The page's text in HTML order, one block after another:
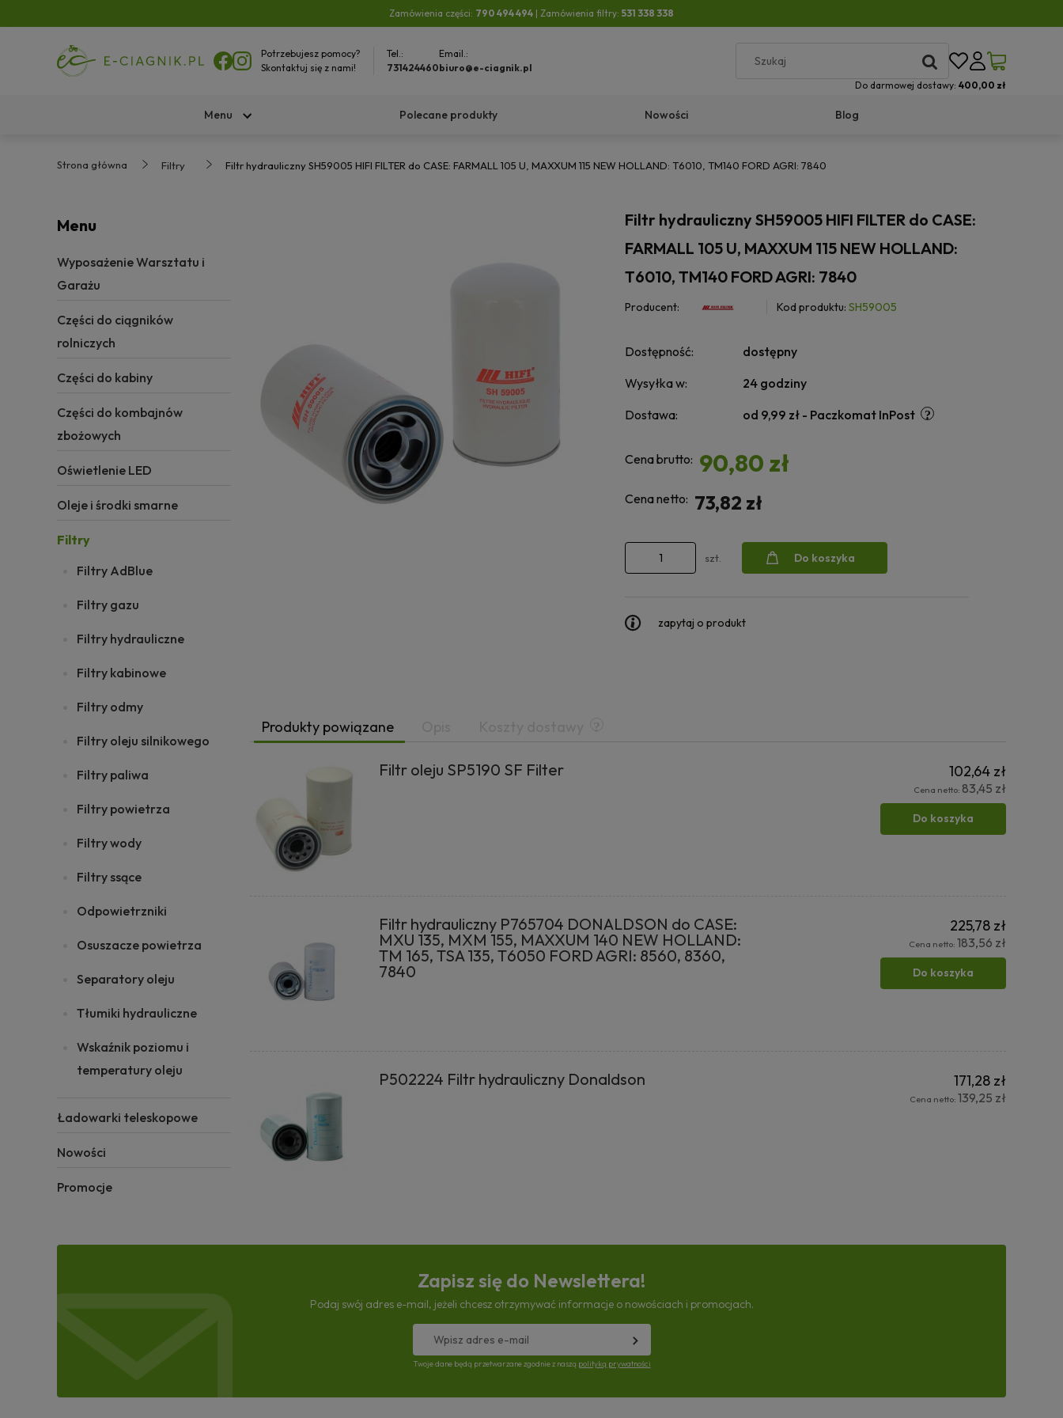
Zamówienia części: 790 494 494 | Zamówienia filtry: 531 338 338
Potrzebujesz pomocy?
Skontaktuj się z nami!
Tel.:
731424460
Email.:
biuro@e-ciagnik.pl
Do darmowej dostawy: 400,00 zł
Menu Polecane produkty Nowości Blog
Strona główna Filtry Filtr hydrauliczny SH59005 HIFI FILTER do CASE: FARMALL 105 U, MAXXUM 115 NEW HOLLAND: T6010, TM140 FORD AGRI: 7840
Menu
Wyposażenie Warsztatu i
Garażu
Części do ciągników
rolniczych
Części do kabiny
Części do kombajnów
zbożowych
Oświetlenie LED
Oleje i środki smarne
Filtry
Filtry AdBlue
Filtry gazu
Filtry hydrauliczne
Filtry kabinowe
Filtry odmy
Filtry oleju silnikowego
Filtry paliwa
Filtry powietrza
Filtry wody
Filtry ssące
Odpowietrzniki
Osuszacze powietrza
Separatory oleju
Tłumiki hydrauliczne
Wskaźnik poziomu i
temperatury oleju
Ładowarki teleskopowe
Nowości
Promocje
Filtr hydrauliczny SH59005 HIFI FILTER do CASE:
FARMALL 105 U, MAXXUM 115 NEW HOLLAND:
T6010, TM140 FORD AGRI: 7840
Producent: Kod produktu: SH59005
Dostępność:
dostępny
Wysyłka w:
24 godziny
Dostawa:
od 9,99 zł - Paczkomat InPost
Cena brutto: 90,80 zł
Cena netto: 73,82 zł
szt. Do koszyka
zapytaj o produkt
Produkty powiązane
Filtr oleju SP5190 SF Filter 102,64 zł
Cena netto: 83,45 zł
Do koszyka
Filtr hydrauliczny P765704 DONALDSON do CASE:
MXU 135, MXM 155, MAXXUM 140 NEW HOLLAND:
TM 165, TSA 135, T6050 FORD AGRI: 8560, 8360,
7840
225,78 zł
Cena netto: 183,56 zł
Do koszyka
P502224 Filtr hydrauliczny Donaldson 171,28 zł
Cena netto: 139,25 zł
Zapisz się do Newslettera!
Podaj swój adres e-mail, jeżeli chcesz otrzymywać informacje o nowościach i promocjach.
Twoje dane będą przetwarzane zgodnie z naszą polityką prywatności